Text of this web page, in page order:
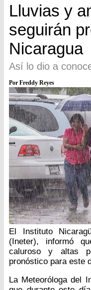
Lluvias y
seguirán
Nicaragua
Así lo dio a
Por Freddy Reyes
El Instituto
(Ineter), informó
caluroso y altas
pronóstico para este
La Meteoróloga del